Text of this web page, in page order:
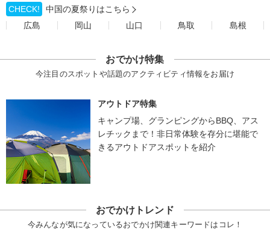
CHECK!
中国の夏祭りはこちら
広島
岡山 山口 鳥取 島根
おでかけ特集
今注目のスポットや話題のアクティビティ情報をお届け
アウトドア特集
キャンプ場、グランピングからBBQ、アス
レチックまで！非日常体験を存分に堪能で
きるアウトドアスポットを紹介
おでかけトレンド
今みんなが気になっているおでかけ関連キーワードはコレ！